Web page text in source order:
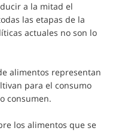
a la mitad el
las etapas de la
actuales no son lo
alimentos representan
para el consumo
consumen.
los alimentos que se